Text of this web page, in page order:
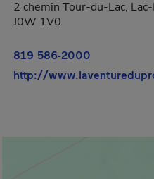
2 chemin Tour-du-Lac,
J0W 1V0
819 586-2000
http://